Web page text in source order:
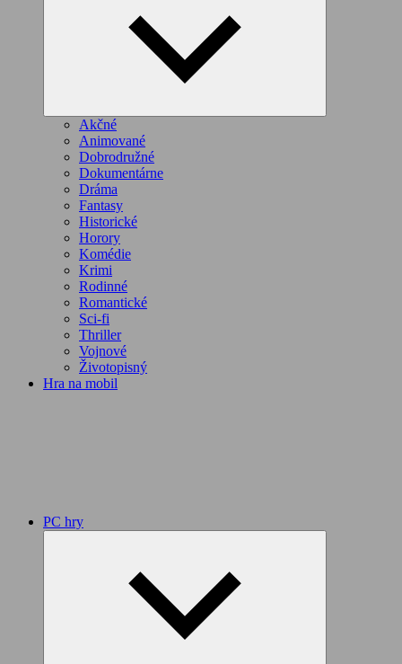
Akčné
Animované
Dobrodružné
Dokumentárne
Dráma
Fantasy
Historické
Horory
Komédie
Krimi
Rodinné
Romantické
Sci-fi
Thriller
Vojnové
Životopisný
Hra na mobil
PC hry